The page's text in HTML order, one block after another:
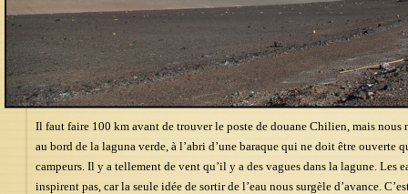
Il faut faire 100 km avant de trouver le poste de douane Chilien, mais nous
au bord de la laguna verde, à l’abri d’une baraque qui ne doit être ouverte
campeurs. Il y a tellement de vent qu’il y a des vagues dans la lagune. Les
inspirent pas, car la seule idée de sortir de l’eau nous surgèle d’avance.